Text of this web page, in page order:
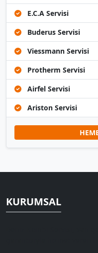
E.C.A Servisi
Buderus Servisi
Viessmann Servisi
Protherm Servisi
Airfel Servisi
Ariston Servisi
KURUMSAL